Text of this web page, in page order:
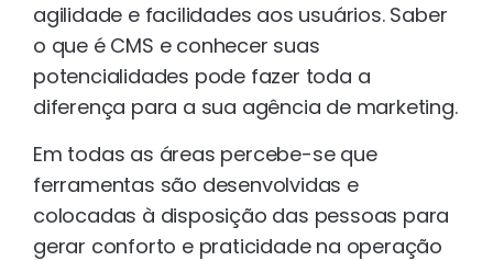
agilidade e facilidades aos usuários. Saber
o que é CMS e conhecer suas
potencialidades pode fazer toda a
diferença para a sua agência de marketing.
Em todas as áreas percebe-se que
ferramentas são desenvolvidas e
colocadas à disposição das pessoas para
gerar conforto e praticidade na operação